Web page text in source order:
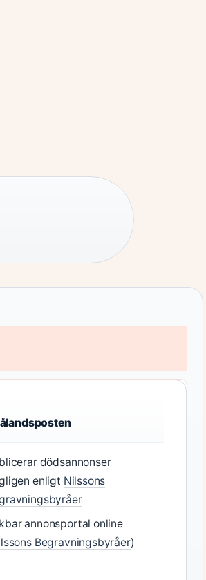
dödsannonser
enligt Nilssons
annonsportal online
Begravningsbyråer)